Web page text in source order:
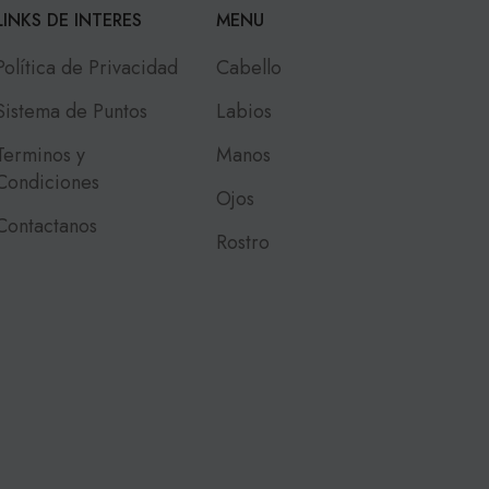
DE INTERES
de Privacidad
de Puntos
y
MENU
Cabello
Labios
Manos
Ojos
Rostro